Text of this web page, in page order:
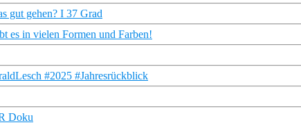
gut gehen? I 37 Grad
es in vielen Formen und Farben!
#2025 #Jahresrückblick
Doku